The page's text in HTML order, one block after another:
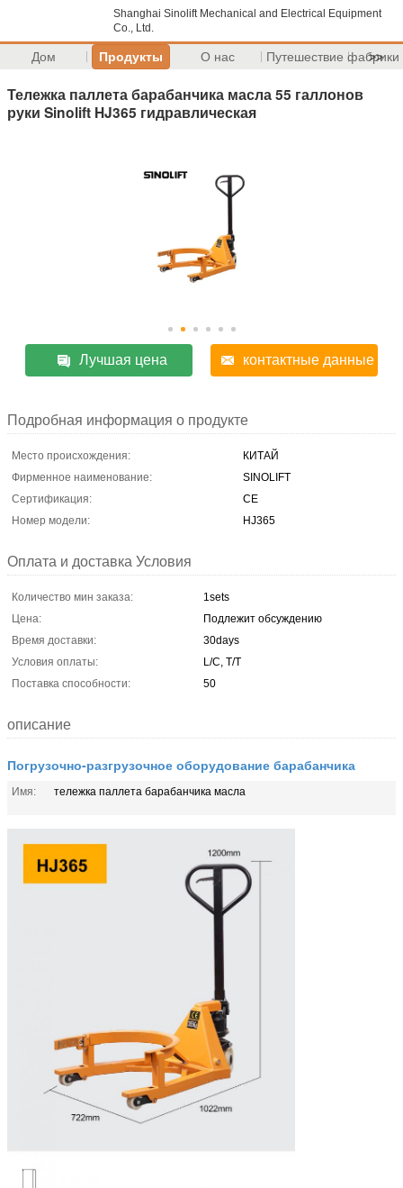
Shanghai Sinolift Mechanical and Electrical Equipment
Co., Ltd.
Дом Продукты О нас Путешествие фабрики
>>
Тележка паллета барабанчика масла 55 галлонов
руки Sinolift HJ365 гидравлическая
Лучшая цена контактные данные
Подробная информация о продукте
Место происхождения:
КИТАЙ
Фирменное наименование:
SINOLIFT
Сертификация:
CE
Номер модели:
HJ365
Оплата и доставка Условия
Количество мин заказа:
1sets
Цена:
Подлежит обсуждению
Время доставки:
30days
Условия оплаты:
L/C, T/T
Поставка способности:
50
описание
Погрузочно-разгрузочное оборудование барабанчика
Имя: тележка паллета барабанчика масла